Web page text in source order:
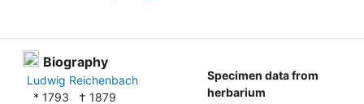
Biography
Ludwig Reichenbach
* 1793 † 1879
Specimen data from
herbarium